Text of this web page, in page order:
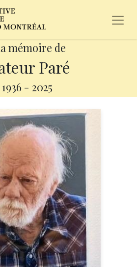
mémoire de
Paré
1936 - 2025